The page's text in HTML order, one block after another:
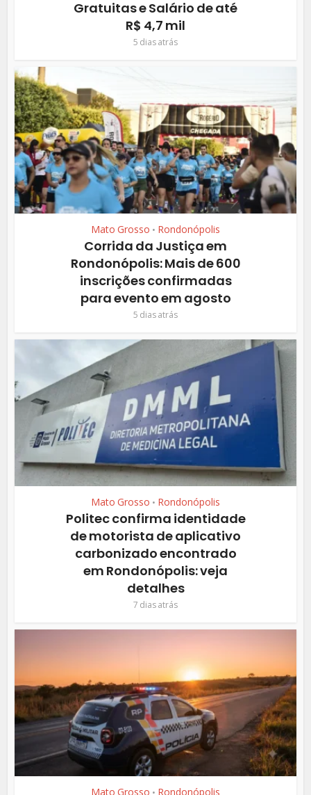
Gratuitas e Salário de até
R$ 4,7 mil
5 dias atrás
Mato Grosso • Rondonópolis
Corrida da Justiça em
Rondonópolis: Mais de 600
inscrições confirmadas
para evento em agosto
5 dias atrás
Mato Grosso • Rondonópolis
Politec confirma identidade
de motorista de aplicativo
carbonizado encontrado
em Rondonópolis: veja
detalhes
7 dias atrás
Mato Grosso Rondonópolis